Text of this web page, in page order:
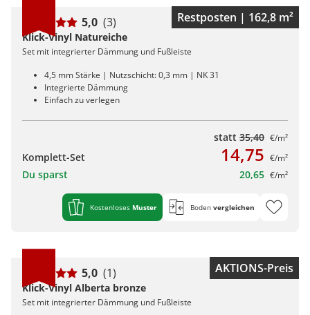
Restposten | 162,8 m²
5,0 (3)
Klick-Vinyl Natureiche
Set mit integrierter Dämmung und Fußleiste
4,5 mm Stärke | Nutzschicht: 0,3 mm | NK 31
Integrierte Dämmung
Einfach zu verlegen
statt 35,40 €/m²
Komplett-Set 14,75 €/m²
Du sparst 20,65 €/m²
Kostenloses Muster Boden vergleichen
AKTIONS-Preis
5,0 (1)
Klick-Vinyl Alberta bronze
Set mit integrierter Dämmung und Fußleiste